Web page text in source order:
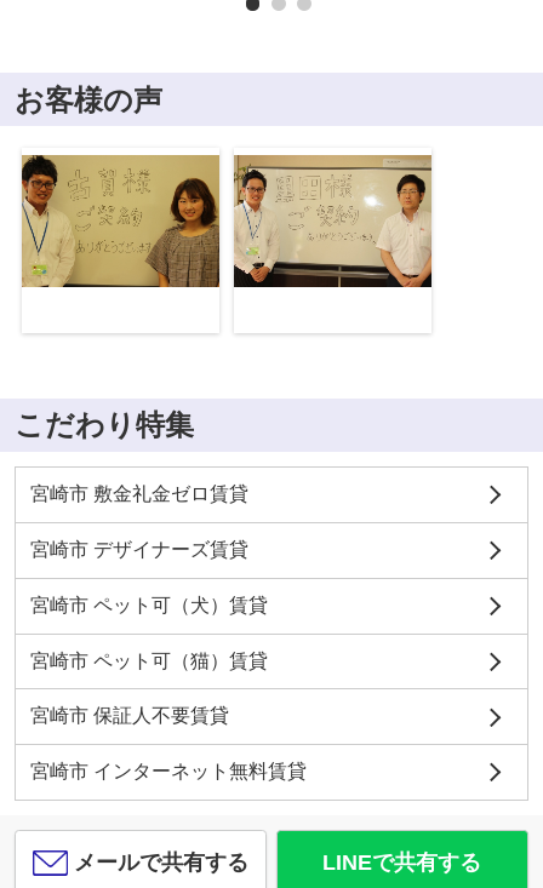
お客様の声
こだわり特集
宮崎市 敷金礼金ゼロ賃貸
宮崎市 デザイナーズ賃貸
宮崎市 ペット可（犬）賃貸
宮崎市 ペット可（猫）賃貸
宮崎市 保証人不要賃貸
宮崎市 インターネット無料賃貸
メールで共有する LINEで共有する